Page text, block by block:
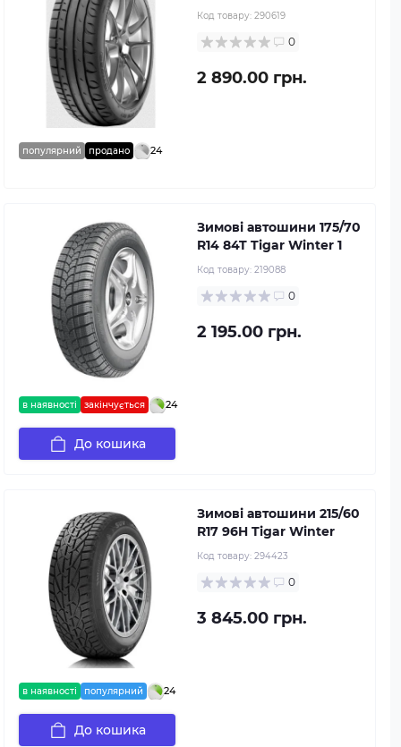
популярний продано 24
Код товару: 290619
0
2 890.00 грн.
в наявності закінчується 24
Зимові автошини 175/70
R14 84T Tigar Winter 1
Код товару: 219088
0
2 195.00 грн.
До кошика
в наявності популярний 24
Зимові автошини 215/60
R17 96H Tigar Winter
Код товару: 294423
0
3 845.00 грн.
До кошика